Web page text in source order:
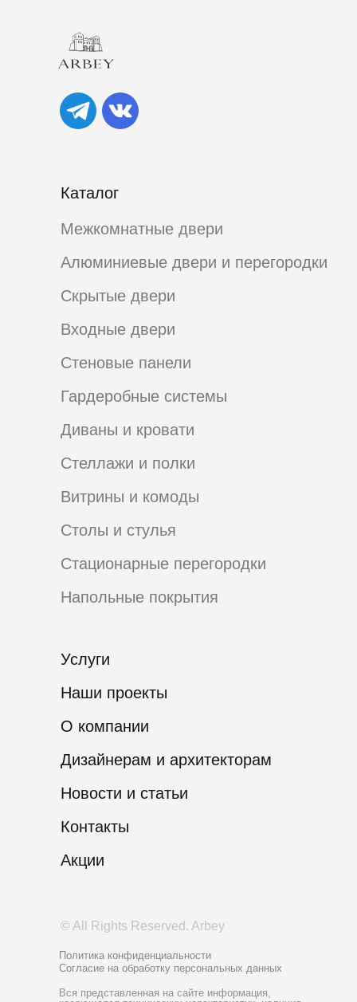
© All Rights Reserved. Arbey
Политика конфиденциальности
Вся представленная на сайте информация,
Согласие на обработку персональных данных
Каталог
Межкомнатные двери
Входные двери
Алюминиевые двери и перегородки
Стеновые панели
Услуги
Наши проекты
О компании
Дизайнерам и архитекторам
Новости и статьи
Акции
Контакты
Скрытые двери
Гардеробные системы
Диваны и кровати
Столы и стулья
Витрины и комоды
Стеллажи и полки
Стационарные перегородки
Напольные покрытия